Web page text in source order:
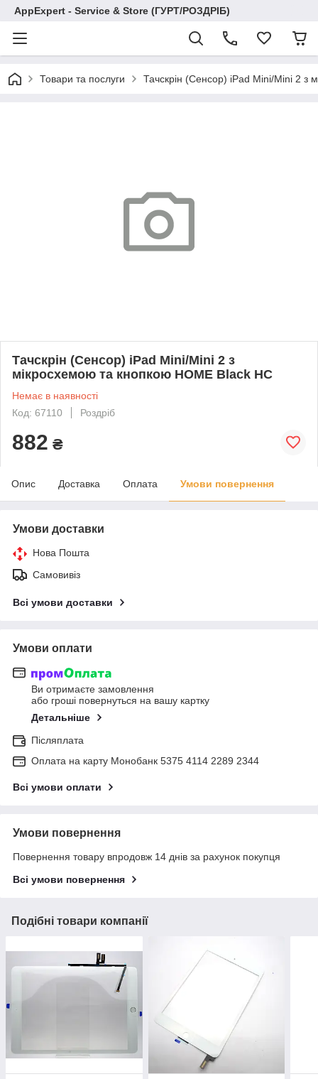
AppExpert - Service & Store (ГУРТ/РОЗДРІБ)
Товари та послуги Тачскрін (Сенсор) iPad Mini/Mini 2 з
Тачскрін (Сенсор) iPad Mini/Mini 2 з
мікросхемою та кнопкою HOME Black HC
Немає в наявності
Код: 67110
Роздріб
882 ₴
Опис Доставка Оплата Умови повернення
Умови доставки
Нова Пошта
Самовивіз
Всі умови доставки
Умови оплати
Ви отримаєте замовлення
або гроші повернуться на вашу картку
Детальніше
Післяплата
Оплата на карту Монобанк 5375 4114 2289 2344
Всі умови оплати
Умови повернення
Повернення товару впродовж 14 днів за рахунок покупця
Всі умови повернення
Подібні товари компанії